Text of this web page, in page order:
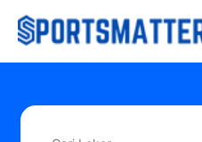
Langsung